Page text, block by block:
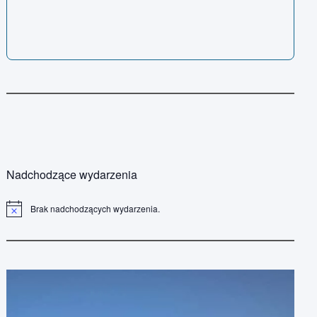
Nadchodzące wydarzenia
P
d
Brak nadchodzących wydarzenia.